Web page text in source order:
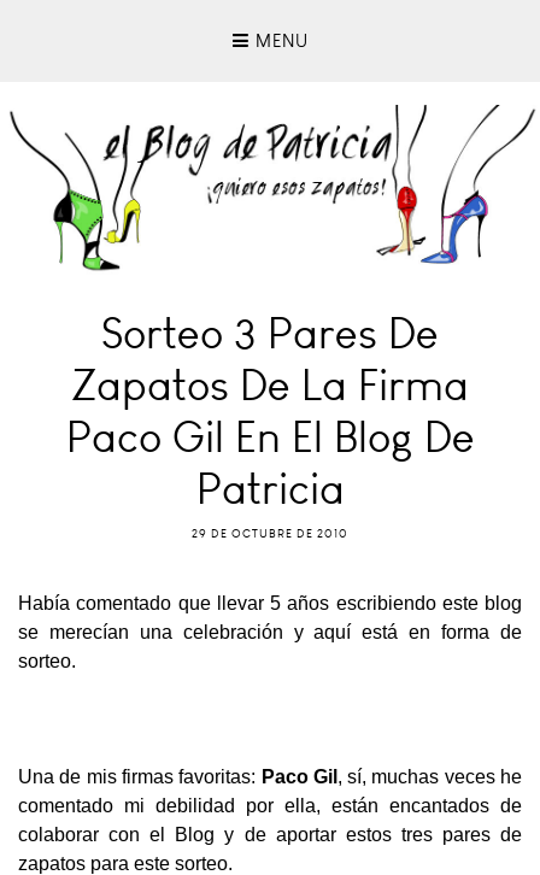
MENU
Sorteo 3 Pares De
Zapatos De La Firma
Paco Gil En El Blog De
Patricia
29 DE OCTUBRE DE 2010
Había comentado que llevar 5 años escribiendo este blog
se merecían una celebración y aquí está en forma de
sorteo.
Una de mis firmas favoritas: Paco Gil , sí, muchas veces he
comentado mi debilidad por ella, están encantados de
colaborar con el Blog y de aportar estos tres pares de
zapatos para este sorteo.